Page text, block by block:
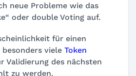
neue Probleme wie das
oder double Voting auf.
für einen
viele Token
Validierung des nächsten
zu werden.